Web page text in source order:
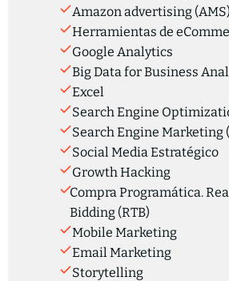
Amazon advertising (AMS)
Herramientas de
Google Analytics
Big Data for Business
Excel
Search Engine
Search Engine Marketing
Social Media Estratégico
Growth Hacking
Compra Programática.
Bidding (RTB)
Mobile Marketing
Email Marketing
Storytelling